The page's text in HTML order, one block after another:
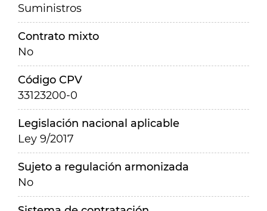
Suministros
Contrato mixto
No
Código CPV
33123200-0
Legislación nacional aplicable
Ley 9/2017
Sujeto a regulación armonizada
No